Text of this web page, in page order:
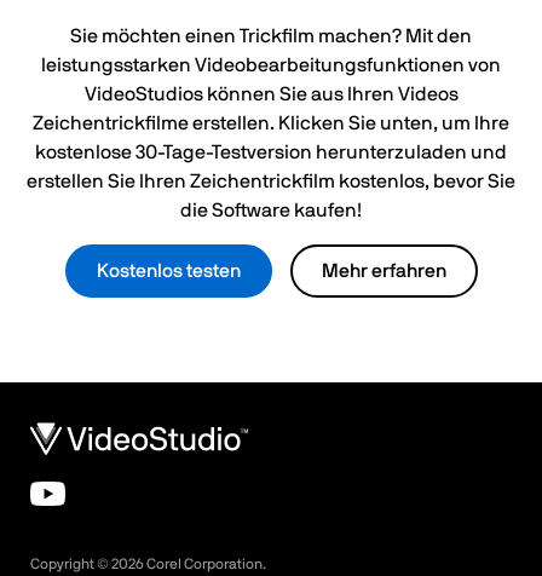
Sie möchten einen Trickfilm machen? Mit den
leistungsstarken Videobearbeitungsfunktionen von
VideoStudios können Sie aus Ihren Videos
Zeichentrickfilme erstellen. Klicken Sie unten, um Ihre
kostenlose 30-Tage-Testversion herunterzuladen und
erstellen Sie Ihren Zeichentrickfilm kostenlos, bevor Sie
die Software kaufen!
Kostenlos testen Mehr erfahren
Copyright © 2026Corel Corporation.